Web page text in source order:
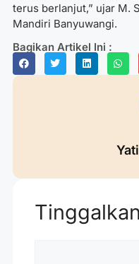
terus berlanjut,” ujar M.
Mandiri Banyuwangi.
Bagikan Artikel Ini :